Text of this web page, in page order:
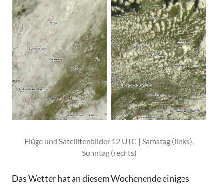
Flüge und Satellitenbilder 12 UTC | Samstag (links),
Sonntag (rechts)
Das Wetter hat an diesem Wochenende einiges